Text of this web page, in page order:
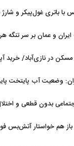
ایران و عمان بر سر
شامل تصحیح مسیر تردد
دارد؟ + جدول مردادماه ۱۴۰۵
وضعیت آب پایتخت
بدون قطعی و
باز هم خواستار آتش‌بس